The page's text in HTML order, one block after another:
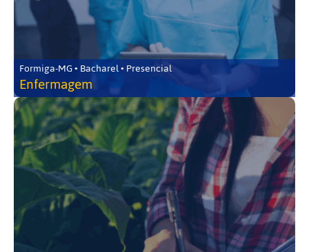
Formiga-MG • Bacharel • Presencial
Enfermagem